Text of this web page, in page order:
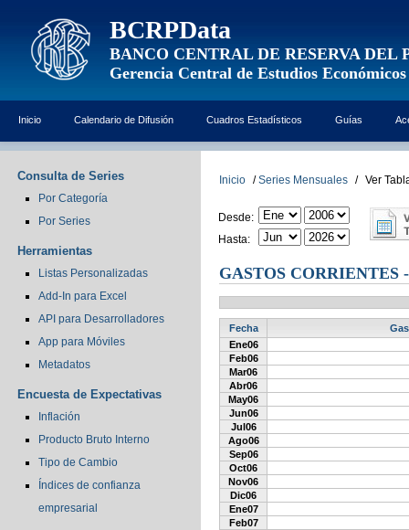
BCRPData
BANCO CENTRAL DE RESERVA DEL
Gerencia Central de Estudios Económicos
Inicio Calendario de Difusión Cuadros Estadísticos Guías
Consulta de Series
Por Categoría
Por Series
Herramientas
Listas Personalizadas
Add-In para Excel
API para Desarrolladores
App para Móviles
Metadatos
Encuesta de Expectativas
Inflación
Producto Bruto Interno
Tipo de Cambio
Índices de confianza
empresarial
Inicio / Series Mensuales / Ver
Desde:
Hasta:
GASTOS
Fecha
Ene06
Feb06
Mar06
Abr06
May06
Jun06
Jul06
Ago06
Sep06
Oct06
Nov06
Dic06
Ene07
Feb07